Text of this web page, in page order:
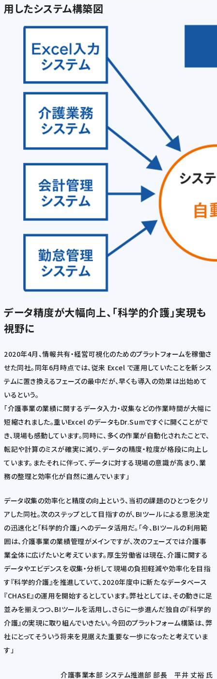
用したシステム構築図
データ精度が大幅向上、「科学的介護」実現も
視野に
2020年4月、情報共有・経営可視化のためのプラットフォームを稼働さ
せた同社。同年6月時点では、従来 Excel で運用していたことを新シス
テムに置き換えるフェーズの最中だが、早くも導入の効果は出始めて
いるという。
「介護事業の業績に関するデータ入力・収集などの作業時間が大幅に
短縮されました。重いExcel のデータもDr.Sumですぐに開くことがで
き、現場も感動しています。同時に、多くの作業が自動化されたことで、
転記や計算のミスが確実に減り、データの精度・粒度が格段に向上し
ています。またそれに伴って、データに対する現場の意識が高まり、業
務の整理と効率化が自然に進んでいます」
データ収集の効率化と精度の向上という、当初の課題のひとつをクリ
アした同社。次のステップとして目指すのが、BIツールによる意思決定
の迅速化と「科学的介護」へのデータ活用だ。「今、BIツールの利用範
囲は、介護事業の業績管理がメインですが、次のフェーズでは介護事
業全体に広げたいと考えています。厚生労働省は現在、介護に関する
データやエビデンスを収集・分析して現場の負担軽減や効率化を目指
す『科学的介護』を推進していて、2020年度中に新たなデータベース
『CHASE』の運用を開始するとしています。弊社としては、その動きに足
並みを揃えつつ、BIツールを活用し、さらに一歩進んだ独自の『科学的
介護』の実現に取り組んでいきたい。今回のプラットフォーム構築は、弊
社にとってそういう将来を見据えた重要な一歩になったと考えていま
す」
介護事業本部 システム推進部 部長 平井 丈裕 氏